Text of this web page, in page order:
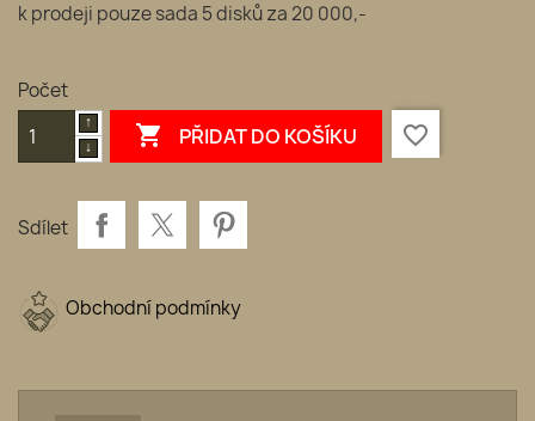
k prodeji pouze sada 5 disků za 20 000,-
Počet
 PŘIDAT DO KOŠÍKU favorite_border
Sdílet
Obchodní podmínky